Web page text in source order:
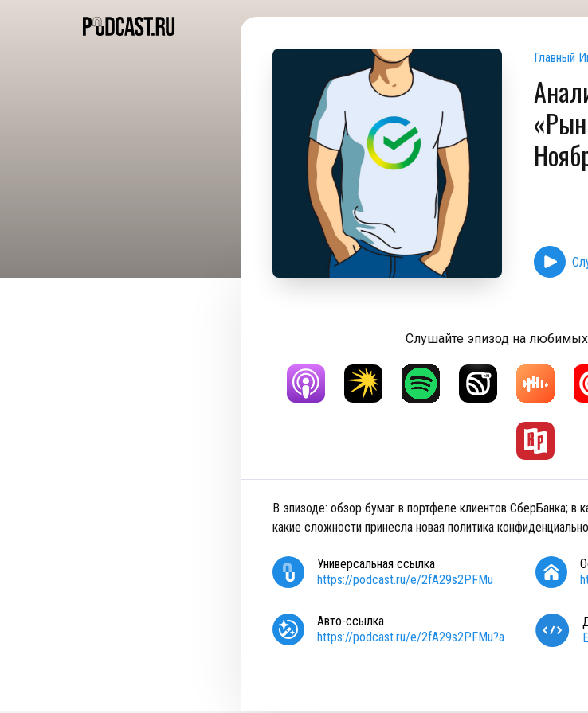
Главный
Слушайте эпизод на
В эпизоде: обзор бумаг в портфеле клиентов СберБанка; в
какие сложности принесла новая политика
Универсальная ссылка
https://podcast.ru/e/2fA29s2PFMu
Авто-ссылка
https://podcast.ru/e/2fA29s2PFMu?a